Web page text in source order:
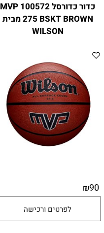
כדור כדורסל 100572 MVP
275 BSKT BROWN מבית
WILSON
₪90
לפרטים ורכישה